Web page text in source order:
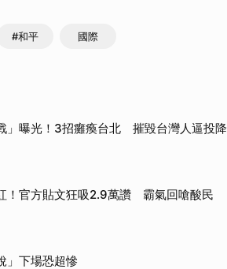
#和平 國際
」曝光！3招癱瘓台北 摧毀台灣人逼投降
！官方貼文狂吸2.9萬讚 霸氣回嗆酸民
」下場恐超慘